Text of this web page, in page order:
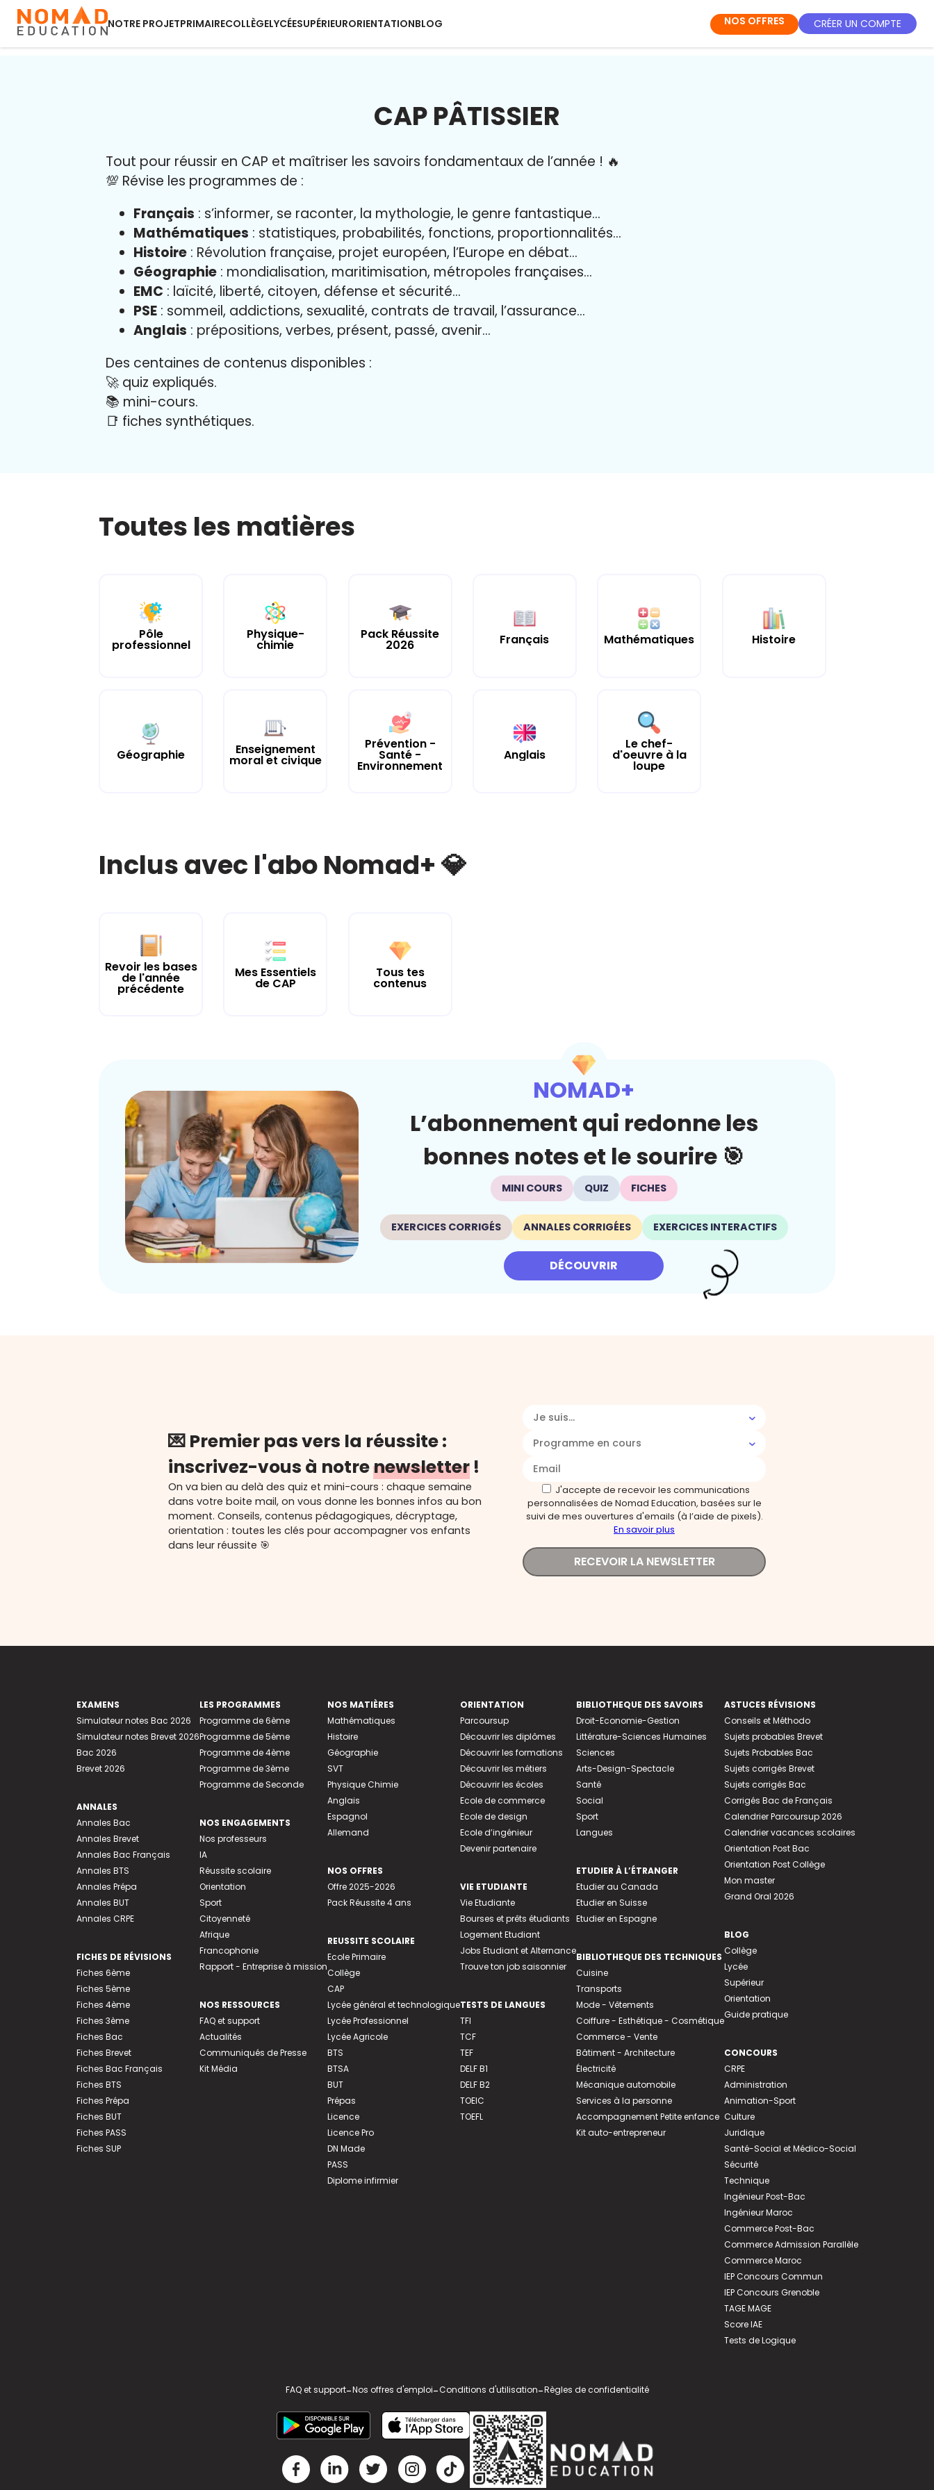
NOTRE PROJETPRIMAIRECOLLÈGELYCÉESUPÉRIEURORIENTATIONBLOG NOS OFFRES CRÉER UN COMPTE
CAP PÂTISSIER
Tout pour réussir en CAP et maîtriser les savoirs fondamentaux de l’année ! 🔥
💯 Révise les programmes de :
Français : s’informer, se raconter, la mythologie, le genre fantastique…
Mathématiques : statistiques, probabilités, fonctions, proportionnalités…
Histoire : Révolution française, projet européen, l’Europe en débat…
Géographie : mondialisation, maritimisation, métropoles françaises…
EMC : laïcité, liberté, citoyen, défense et sécurité…
PSE : sommeil, addictions, sexualité, contrats de travail, l’assurance…
Anglais : prépositions, verbes, présent, passé, avenir…
Des centaines de contenus disponibles :
🚀 quiz expliqués.
📚 mini-cours.
📑 fiches synthétiques.
Toutes les matières
Pôle
professionnel
Physique-
chimie
Pack Réussite
2026 Français Mathématiques Histoire
Géographie Enseignement
moral et civique
Prévention -
Santé -
Environnement
Anglais
Le chef-
d'oeuvre à la
loupe
Inclus avec l'abo Nomad+ 💎
Revoir les bases
de l'année
précédente
Mes Essentiels
de CAP
Tous tes
contenus
NOMAD+
L’abonnement qui redonne les
bonnes notes et le sourire 🎯
MINI COURS QUIZ FICHES
EXERCICES CORRIGÉS ANNALES CORRIGÉES EXERCICES INTERACTIFS
DÉCOUVRIR
💌 Premier pas vers la réussite :
inscrivez-vous à notrenewsletter !
On va bien au delà des quiz et mini-cours : chaque semaine
dans votre boite mail, on vous donne les bonnes infos au bon
moment. Conseils, contenus pédagogiques, décryptage,
orientation : toutes les clés pour accompagner vos enfants
dans leur réussite 🎯
Je suis...
Programme en cours
J'accepte de recevoir les communications
personnalisées de Nomad Education, basées sur le
suivi de mes ouvertures d'emails (à l’aide de pixels).
En savoir plus
RECEVOIR LA NEWSLETTER
EXAMENS
Simulateur notes Bac 2026
Simulateur notes Brevet 2026
Bac 2026
Brevet 2026
ANNALES
Annales Bac
Annales Brevet
Annales Bac Français
Annales BTS
Annales Prépa
Annales BUT
Annales CRPE
FICHES DE RÉVISIONS
Fiches 6ème
Fiches 5ème
Fiches 4ème
Fiches 3ème
Fiches Bac
Fiches Brevet
Fiches Bac Français
Fiches BTS
Fiches Prépa
Fiches BUT
Fiches PASS
Fiches SUP
LES PROGRAMMES
Programme de 6ème
Programme de 5ème
Programme de 4ème
Programme de 3ème
Programme de Seconde
NOS ENGAGEMENTS
Nos professeurs
IA
Réussite scolaire
Orientation
Sport
Citoyenneté
Afrique
Francophonie
Rapport - Entreprise à mission
NOS RESSOURCES
FAQ et support
Actualités
Communiqués de Presse
Kit Média
NOS MATIÈRES
Mathématiques
Histoire
Géographie
SVT
Physique Chimie
Anglais
Espagnol
Allemand
NOS OFFRES
Offre 2025-2026
Pack Réussite 4 ans
REUSSITE SCOLAIRE
Ecole Primaire
Collège
CAP
Lycée général et technologique
Lycée Professionnel
Lycée Agricole
BTS
BTSA
BUT
Prépas
Licence
Licence Pro
DN Made
PASS
Diplome infirmier
ORIENTATION
Parcoursup
Découvrir les diplômes
Découvrir les formations
Découvrir les métiers
Découvrir les écoles
Ecole de commerce
Ecole de design
Ecole d’ingénieur
Devenir partenaire
VIE ETUDIANTE
Vie Etudiante
Bourses et prêts étudiants
Logement Etudiant
Jobs Etudiant et Alternance
Trouve ton job saisonnier
TESTS DE LANGUES
TFI
TCF
TEF
DELF B1
DELF B2
TOEIC
TOEFL
BIBLIOTHEQUE DES SAVOIRS
Droit-Economie-Gestion
Littérature-Sciences Humaines
Sciences
Arts-Design-Spectacle
Santé
Social
Sport
Langues
ETUDIER À L’ÉTRANGER
Etudier au Canada
Etudier en Suisse
Etudier en Espagne
BIBLIOTHEQUE DES TECHNIQUES
Cuisine
Transports
Mode - Vêtements
Coiffure - Esthétique - Cosmétique
Commerce - Vente
Bâtiment - Architecture
Électricité
Mécanique automobile
Services à la personne
Accompagnement Petite enfance
Kit auto-entrepreneur
ASTUCES RÉVISIONS
Conseils et Méthodo
Sujets probables Brevet
Sujets Probables Bac
Sujets corrigés Brevet
Sujets corrigés Bac
Corrigés Bac de Français
Calendrier Parcoursup 2026
Calendrier vacances scolaires
Orientation Post Bac
Orientation Post Collège
Mon master
Grand Oral 2026
BLOG
Collège
Lycée
Supérieur
Orientation
Guide pratique
CONCOURS
CRPE
Administration
Animation-Sport
Culture
Juridique
Santé-Social et Médico-Social
Sécurité
Technique
Ingénieur Post-Bac
Ingénieur Maroc
Commerce Post-Bac
Commerce Admission Parallèle
Commerce Maroc
IEP Concours Commun
IEP Concours Grenoble
TAGE MAGE
Score IAE
Tests de Logique
FAQ et support-Nos offres d'emploi-Conditions d'utilisation-Règles de confidentialité